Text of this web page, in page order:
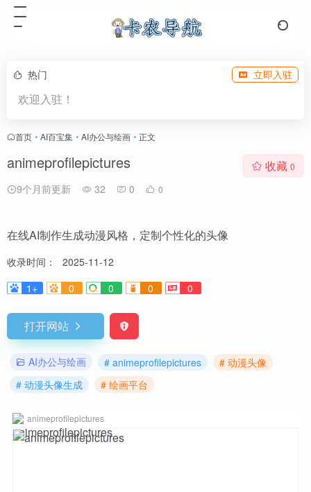
热门 立即入驻
欢迎入驻！
首页 • AI百宝集 • AI办公与绘画 • 正文
animeprofilepictures
9个月前更新 32 0 0
收藏 0
在线AI制作生成动漫风格，定制个性化的头像
收录时间：
2025-11-12
1+
0 0 0 0
打开网站
AI办公与绘画 # animeprofilepictures
# 动漫头像
# 动漫头像生成
# 绘画平台
animeprofilepictures